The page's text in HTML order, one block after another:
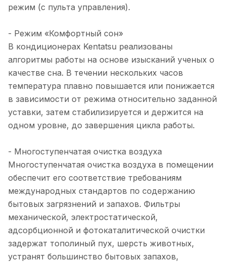
режим (с пульта управления).
- Режим «Комфортный сон»
В кондиционерах Kentatsu реализованы
алгоритмы работы на основе изысканий ученых о
качестве сна. В течении нескольких часов
температура плавно повышается или понижается
в зависимости от режима относительно заданной
уставки, затем стабилизируется и держится на
одном уровне, до завершения цикла работы.
- Многоступенчатая очистка воздуха
Многоступенчатая очистка воздуха в помещении
обеспечит его соответствие требованиям
международных стандартов по содержанию
бытовых загрязнений и запахов. Фильтры
механической, электростатической,
адсорбционной и фотокаталитической очистки
задержат тополиный пух, шерсть животных,
устранят большинство бытовых запахов,